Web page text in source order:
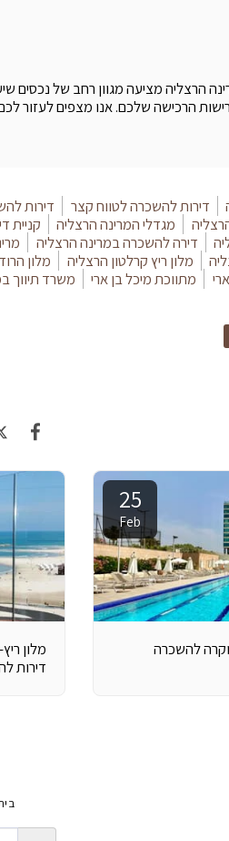
הרצליה מציעה מגוון רחב של נכסים
הרכישה שלכם. אנו מצפים לעזור
דירות להשכרה לטווח קצר
דירות
מגדלי המרינה הרצליה
קניית
דירה להשכרה במרינה הרצליה
מלון ריץ קרלטון הרצליה
מלון
מתווכת מיכל בן ארי
משרד תיווך
25
Feb
להשכרה
מלון
דירות